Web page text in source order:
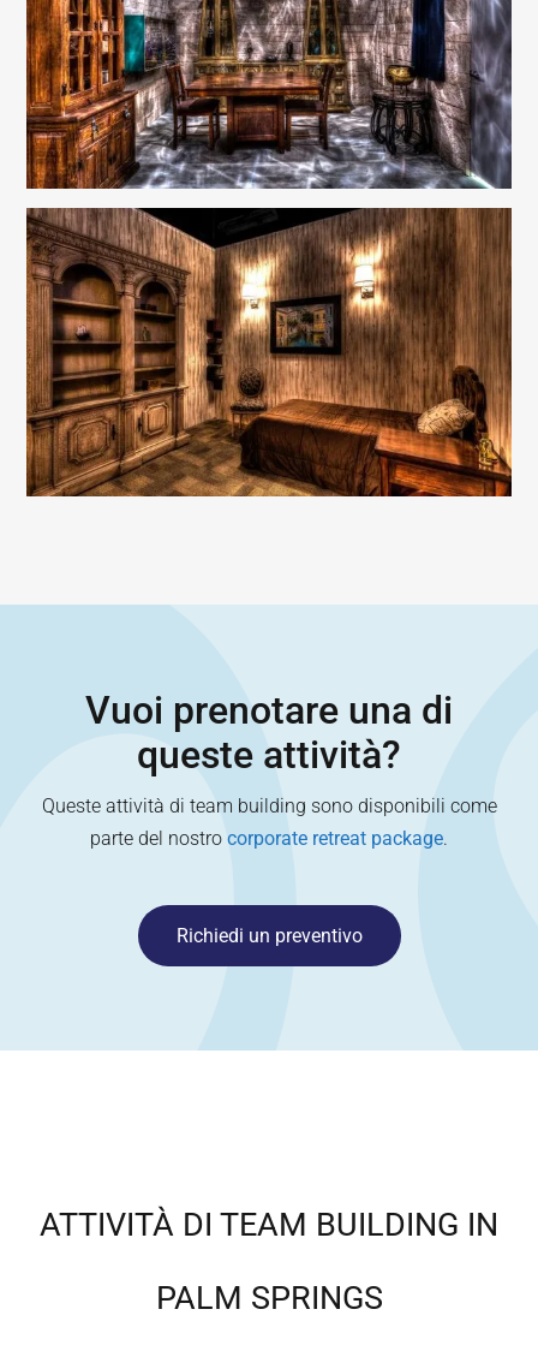
Vuoi prenotare una di
queste attività?
Queste attività di team building sono disponibili come
parte del nostro corporate retreat package.
Richiedi un preventivo
ATTIVITÀ DI TEAM BUILDING IN
PALM SPRINGS